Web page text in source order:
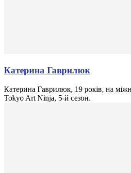
Катерина Гаврилюк
Катерина Гаврилюк, 19 років, на
Tokyo Art Ninja, 5-й сезон.